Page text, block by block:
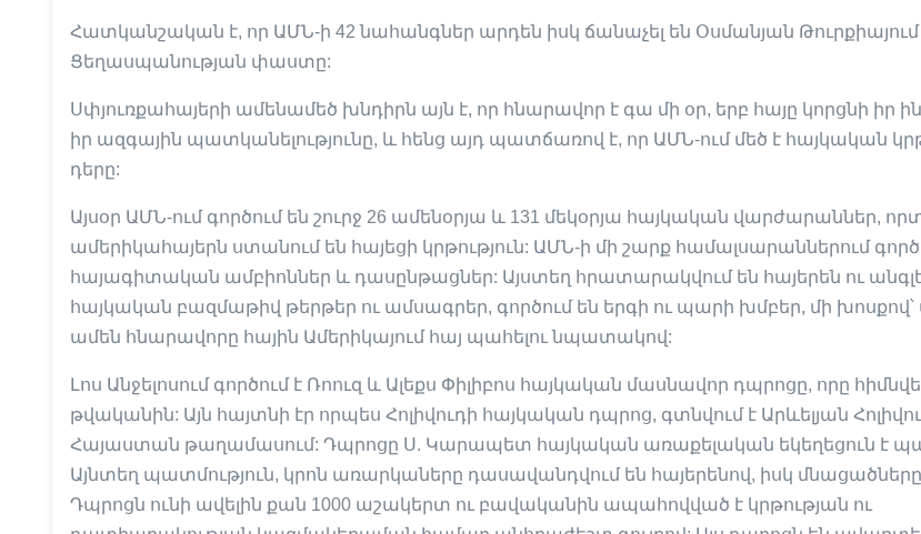
Հատկանշական է, որ ԱՄՆ-ի 42 նահանգներ արդեն իսկ ճանաչել են Օսմանյան Թուրքիայում
Ցեղասպանության փաստը:
Սփյուռքահայերի ամենամեծ խնդիրն այն է, որ հնարավոր է գա մի օր, երբ հայը կորցնի իր
իր ազգային պատկանելությունը, և հենց այդ պատճառով է, որ ԱՄՆ-ում մեծ է հայկական
դերը:
Այսօր ԱՄՆ-ում գործում են շուրջ 26 ամենօրյա և 131 մեկօրյա հայկական վարժարաններ,
ամերիկահայերն ստանում են հայեցի կրթություն: ԱՄՆ-ի մի շարք համալսարաններում
հայագիտական ամբիոններ և դասընթացներ: Այստեղ հրատարակվում են հայերեն ու
հայկական բազմաթիվ թերթեր ու ամսագրեր, գործում են երգի ու պարի խմբեր, մի խոսքով՝
ամեն հնարավորը հային Ամերիկայում հայ պահելու նպատակով:
Լոս Անջելոսում գործում է Ռոուզ և Ալեքս Փիլիբոս հայկական մասնավոր դպրոցը, որը հիմնվել
թվականին: Այն հայտնի էր որպես Հոլիվուդի հայկական դպրոց, գտնվում է Արևելյան
Հայաստան թաղամասում: Դպրոցը Ս. Կարապետ հայկական առաքելական եկեղեցուն է
Այնտեղ պատմություն, կրոն առարկաները դասավանդվում են հայերենով, իսկ
Դպրոցն ունի ավելին քան 1000 աշակերտ ու բավականին ապահովված է կրթության ու